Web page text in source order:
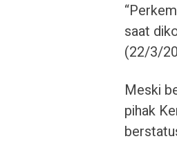
saat
(22/3/
Meski
pihak